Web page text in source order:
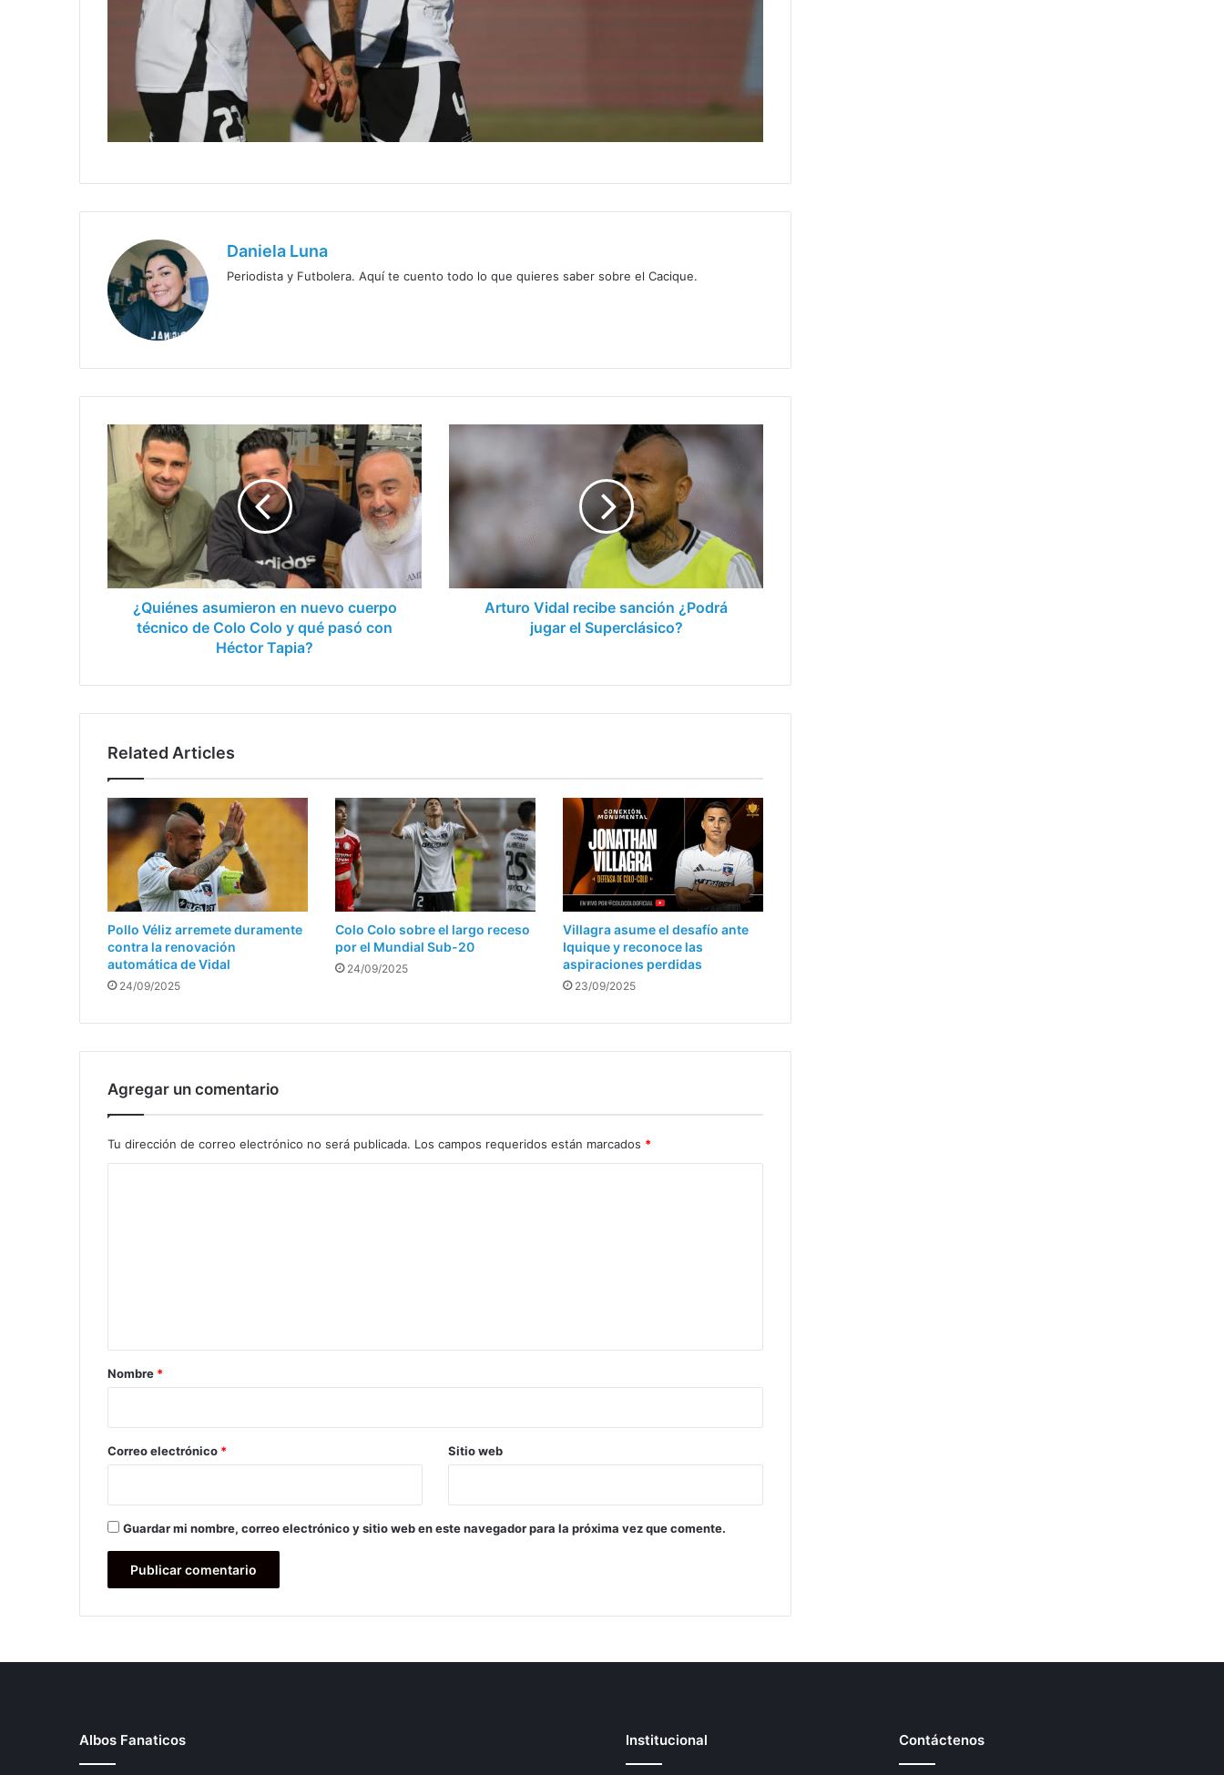
Daniela Luna
Periodista y Futbolera. Aquí te cuento todo lo que quieres saber sobre el Cacique.
¿Quiénes
asumieron
en
nuevo
cuerpo
técnico
de
Colo
Colo
Héctor
¿Quiénes asumieron en nuevo cuerpo
técnico de Colo Colo y qué pasó con
Héctor Tapia?
Arturo
recibe
sanción
el
Superclásico?
Arturo Vidal recibe sanción ¿Podrá
jugar el Superclásico?
Related Articles
Pollo Véliz arremete duramente
contra la renovación
automática de Vidal
24/09/2025
Colo Colo sobre el largo receso
por el Mundial Sub-20
24/09/2025
Villagra asume el desafío ante
Iquique y reconoce las
aspiraciones perdidas
23/09/2025
Agregar un comentario
Tu dirección de correo electrónico no será publicada. Los campos requeridos están marcados *
r
*
Nombre *
Correo electrónico * Sitio web
Guardar mi nombre, correo electrónico y sitio web en este navegador para la próxima vez que comente.
Albos Fanaticos Institucional Contáctenos